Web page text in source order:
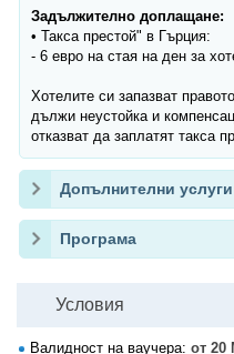
Задължително доплащане:
• Такса престой" в Гърция:
- 6 евро на стая на ден за
Хотелите си запазват
дължи неустойка и
отказват да заплатят такса
Допълнителни услуги
Програма
Условия
Валидност на ваучера: от 20